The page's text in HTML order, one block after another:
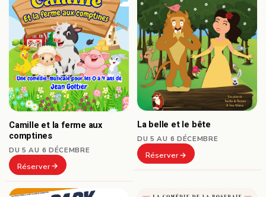
Camille et la ferme aux
comptines
DU 5 AU 6 DÉCEMBRE
Réserver
La belle et le bête
DU 5 AU 6 DÉCEMBRE
Réserver